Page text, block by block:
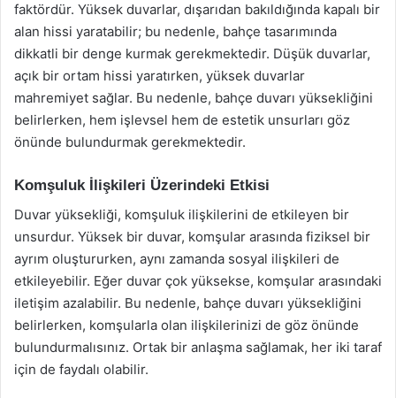
faktördür. Yüksek duvarlar, dışarıdan bakıldığında kapalı bir
alan hissi yaratabilir; bu nedenle, bahçe tasarımında
dikkatli bir denge kurmak gerekmektedir. Düşük duvarlar,
açık bir ortam hissi yaratırken, yüksek duvarlar
mahremiyet sağlar. Bu nedenle, bahçe duvarı yüksekliğini
belirlerken, hem işlevsel hem de estetik unsurları göz
önünde bulundurmak gerekmektedir.
Komşuluk İlişkileri Üzerindeki Etkisi
Duvar yüksekliği, komşuluk ilişkilerini de etkileyen bir
unsurdur. Yüksek bir duvar, komşular arasında fiziksel bir
ayrım oluştururken, aynı zamanda sosyal ilişkileri de
etkileyebilir. Eğer duvar çok yüksekse, komşular arasındaki
iletişim azalabilir. Bu nedenle, bahçe duvarı yüksekliğini
belirlerken, komşularla olan ilişkilerinizi de göz önünde
bulundurmalısınız. Ortak bir anlaşma sağlamak, her iki taraf
için de faydalı olabilir.